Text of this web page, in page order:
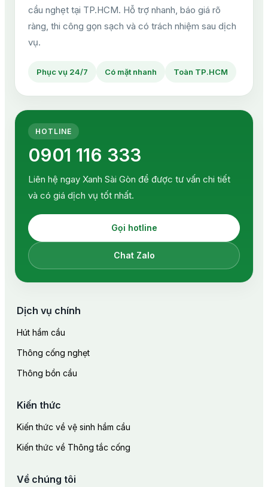
cầu nghẹt tại TP.HCM. Hỗ trợ nhanh, báo giá rõ
ràng, thi công gọn sạch và có trách nhiệm sau dịch
vụ.
Phục vụ 24/7 Có mặt nhanh Toàn TP.HCM
HOTLINE
0901 116 333
Liên hệ ngay Xanh Sài Gòn để được tư vấn chi tiết
và có giá dịch vụ tốt nhất.
Gọi hotline
Chat Zalo
Dịch vụ chính
Hút hầm cầu
Thông cống nghẹt
Thông bồn cầu
Kiến thức
Kiến thức về vệ sinh hầm cầu
Kiến thức về Thông tắc cống
Về chúng tôi